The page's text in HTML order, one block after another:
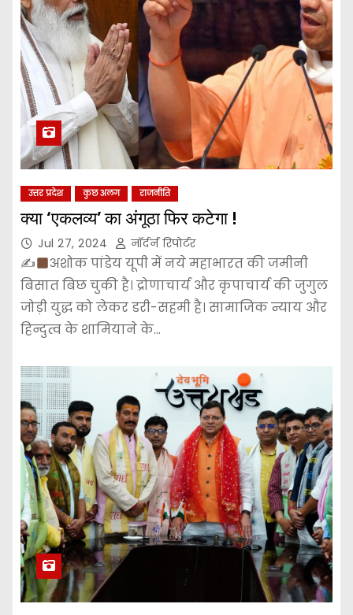
उत्तर प्रदेश कुछ अलग राजनीति
क्या ‘एकलव्य’ का अंगूठा फिर कटेगा !
Jul 27, 2024 नॉर्दर्न रिपोर्टर
✍
अशोक पांडेय यूपी में नये महाभारत की जमीनी
बिसात बिछ चुकी है। द्रोणाचार्य और कृपाचार्य की जुगुल
जोड़ी युद्ध को लेकर डरी-सहमी है। सामाजिक न्याय और
हिन्दुत्व के शामियाने के…